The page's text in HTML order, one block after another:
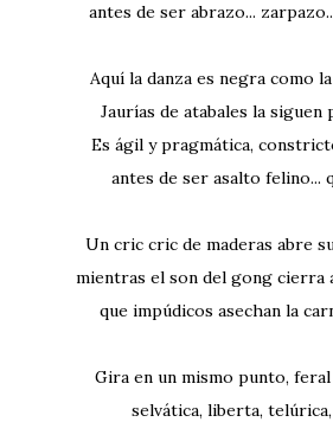
antes de ser abrazo...
Aquí la danza es negra como
Jaurías de atabales la
Es ágil y pragmática,
antes de ser asalto felino...
Un cric cric de maderas abre
mientras el son del gong cierra
que impúdicos asechan la
Gira en un mismo punto,
selvática, liberta,